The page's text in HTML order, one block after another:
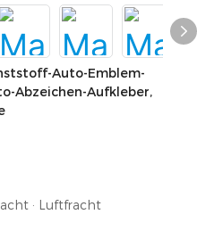
Auto-Emblem-
Abzeichen-Aufkleber,
· Luftfracht